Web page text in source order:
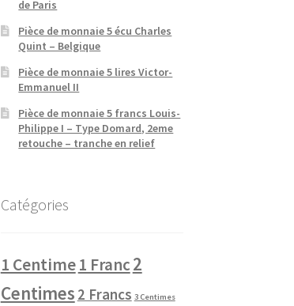
de Paris
Pièce de monnaie 5 écu Charles
Quint – Belgique
Pièce de monnaie 5 lires Victor-
Emmanuel II
Pièce de monnaie 5 francs Louis-
Philippe I – Type Domard, 2eme
retouche – tranche en relief
Catégories
1 Centime1 Franc2
Centimes 2 Francs 3 Centimes